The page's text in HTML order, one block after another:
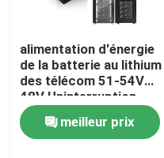
alimentation d'énergie
de la batterie au lithium
des télécom 51-54V
48V Uninterruption
meilleur prix